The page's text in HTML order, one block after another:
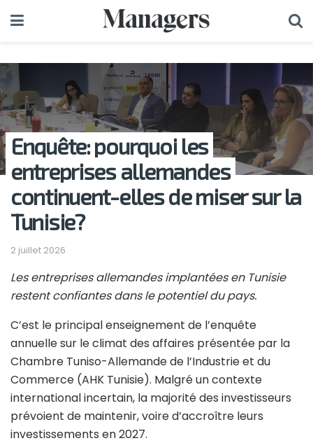
Enquête: pourquoi les
entreprises allemandes
continuent-elles de miser sur la
Tunisie?
2 juillet 2026
Les entreprises allemandes implantées en Tunisie
restent confiantes dans le potentiel du pays.
C’est le principal enseignement de l’enquête
annuelle sur le climat des affaires présentée par la
Chambre Tuniso-Allemande de l’Industrie et du
Commerce (AHK Tunisie). Malgré un contexte
international incertain, la majorité des investisseurs
prévoient de maintenir, voire d’accroître leurs
investissements en 2027.